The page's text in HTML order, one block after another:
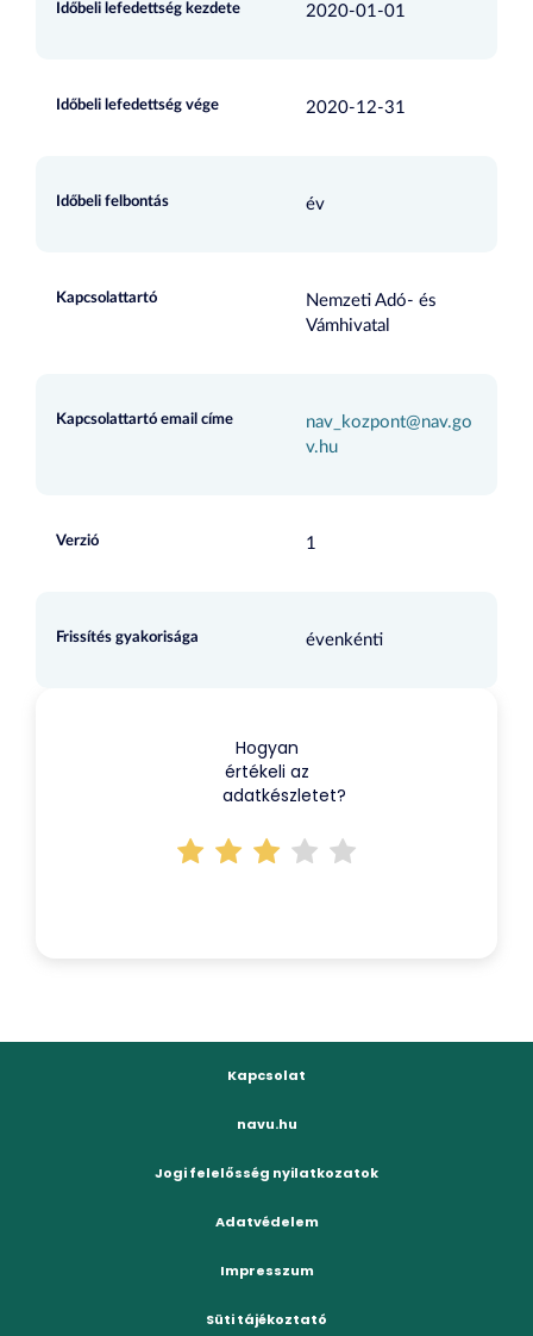
Időbeli lefedettség kezdete 2020-01-01
Időbeli lefedettség vége 2020-12-31
Időbeli felbontás év
Kapcsolattartó
Nemzeti Adó- és
Vámhivatal
Kapcsolattartó email címe
nav_kozpont@nav.go
v.hu
Verzió 1
Frissítés gyakorisága évenkénti
Hogyan
értékeli az
adatkészletet?
Kapcsolat
navu.hu
Jogi felelősség nyilatkozatok
Adatvédelem
Impresszum
Süti tájékoztató